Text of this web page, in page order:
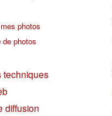
photos
photos
techniques
diffusion